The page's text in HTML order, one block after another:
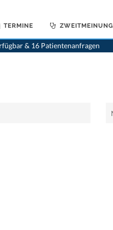
TERMINE ZWEITMEINUNG
& 16 Patientenanfragen